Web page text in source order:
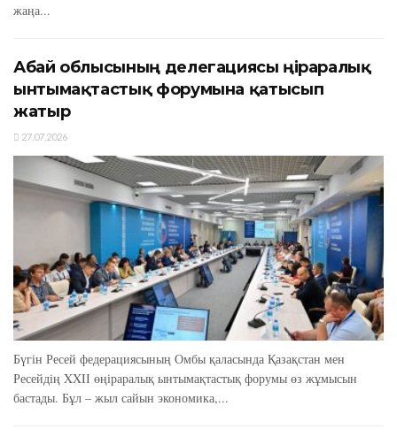
жаңа...
Абай облысының делегациясы өңіраралық
ынтымақтастық форумына қатысып
жатыр
27.07.2026
Бүгін Ресей федерациясының Омбы қаласында Қазақстан мен
Ресейдің XXIІ өңіраралық ынтымақтастық форумы өз жұмысын
бастады. Бұл – жыл сайын экономика,...